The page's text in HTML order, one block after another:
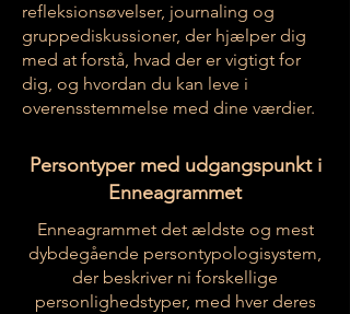
refleksionsøvelser, journaling og
gruppediskussioner, der hjælper dig
med at forstå, hvad der er vigtigt for
dig, og hvordan du kan leve i
overensstemmelse med dine værdier.
Persontyper med udgangspunkt i
Enneagrammet
Enneagrammet det ældste og mest
dybdegående persontypologisystem,
der beskriver ni forskellige
personlighedstyper, med hver deres